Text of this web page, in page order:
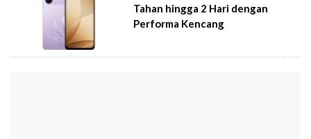
Tahan hingga 2 Hari dengan
Performa Kencang